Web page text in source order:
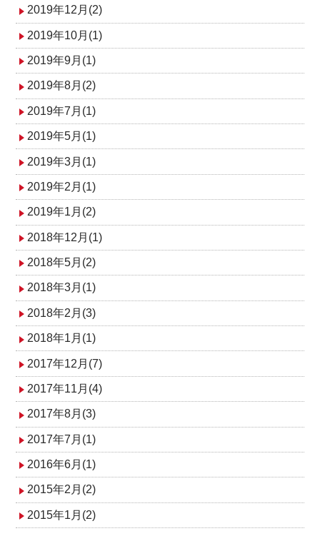
2019年12月(2)
2019年10月(1)
2019年9月(1)
2019年8月(2)
2019年7月(1)
2019年5月(1)
2019年3月(1)
2019年2月(1)
2019年1月(2)
2018年12月(1)
2018年5月(2)
2018年3月(1)
2018年2月(3)
2018年1月(1)
2017年12月(7)
2017年11月(4)
2017年8月(3)
2017年7月(1)
2016年6月(1)
2015年2月(2)
2015年1月(2)